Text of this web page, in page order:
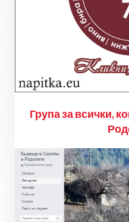
Група за всички,